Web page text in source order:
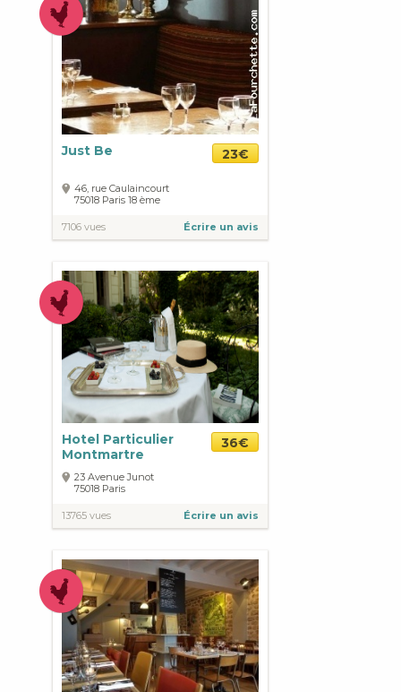
Just Be 23€
46, rue Caulaincourt
75018 Paris 18 ème
7106 vues Écrire un avis
Hotel Particulier
Montmartre
36€
23 Avenue Junot
75018 Paris
13765 vues Écrire un avis